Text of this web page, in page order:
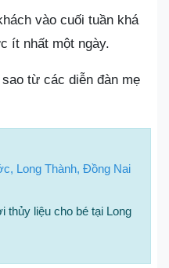
vào cuối tuần khá
ít nhất một ngày.
từ các diễn đàn mẹ
Long Thành, Đồng Nai
thủy liệu cho bé tại Long